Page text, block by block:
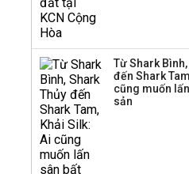
Công ty
Huấn
dưng
Từ Shark
đến Shark
cũng muốn
sản